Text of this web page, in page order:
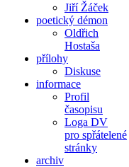
Jiří Žáček
poetický démon
Oldřich
Hostaša
přílohy
Diskuse
informace
Profil
časopisu
Loga DV
pro spřátelené
stránky
archiv